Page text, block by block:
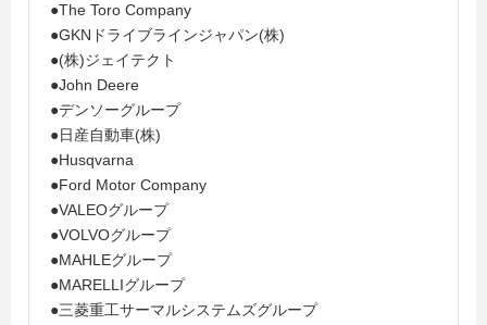
●The Toro Company
●GKNドライブラインジャパン(株)
●(株)ジェイテクト
●John Deere
●デンソーグループ
●日産自動車(株)
●Husqvarna
●Ford Motor Company
●VALEOグループ
●VOLVOグループ
●MAHLEグループ
●MARELLIグループ
●三菱重工サーマルシステムズグループ